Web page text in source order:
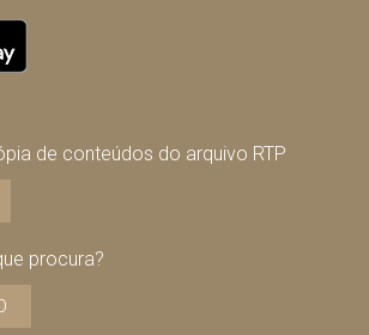
de conteúdos do arquivo RTP
procura?